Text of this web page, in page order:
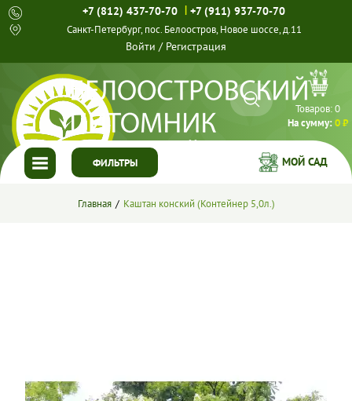
+7 (812) 437-70-70 | +7 (911) 937-70-70
Санкт-Петербург, пос. Белоостров, Новое шоссе, д.11
Войти / Регистрация
Товаров:0
На сумму:0 ₽
ФИЛЬТРЫ
ГЛАВНАЯ
УСЛОВИЯ РАБОТЫ
МОЙ САД
Главная Каштан конский (Контейнер 5,0л.)